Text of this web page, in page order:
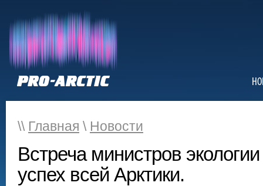
\\ Главная \ Новости
Встреча министров
успех всей Арктики.